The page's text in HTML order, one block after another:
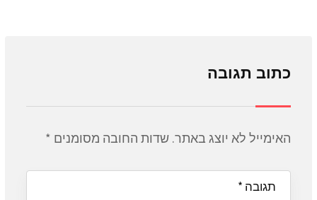
כתוב תגובה
האימייל לא יוצג באתר. שדות החובה מסומנים *